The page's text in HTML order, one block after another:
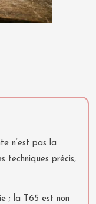
n’est pas la
techniques précis,
; la T65 est non